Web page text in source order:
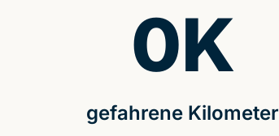
gefahrene Kilometer
0K